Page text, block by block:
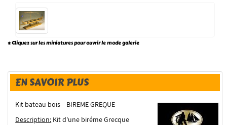
* Cliquez sur les miniatures pour ouvrir le mode galerie
EN SAVOIR PLUS
Kit bateau bois BIREME GREQUE
Description: Kit d'une biréme Grecque